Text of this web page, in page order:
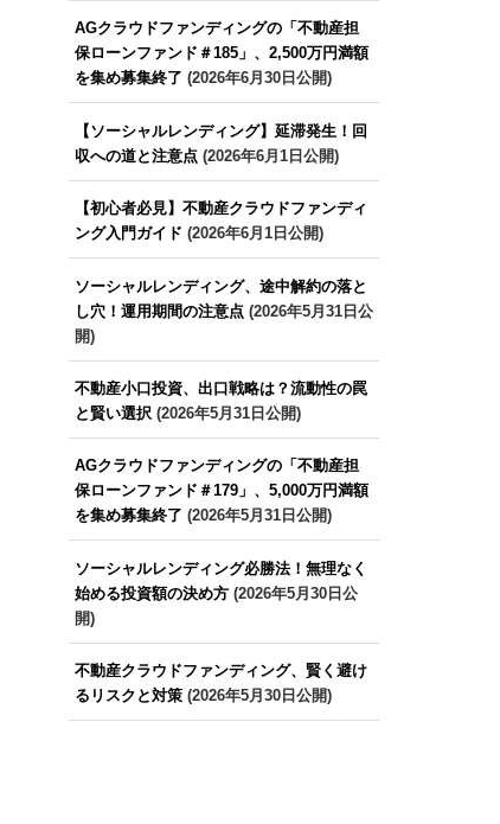
AGクラウドファンディングの「不動産担
保ローンファンド＃185」、2,500万円満額
を集め募集終了 (2026年6月30日公開)
【ソーシャルレンディング】延滞発生！回
収への道と注意点(2026年6月1日公開)
【初心者必見】不動産クラウドファンディ
ング入門ガイド (2026年6月1日公開)
ソーシャルレンディング、途中解約の落と
し穴！運用期間の注意点(2026年5月31日公
開)
不動産小口投資、出口戦略は？流動性の罠
と賢い選択(2026年5月31日公開)
AGクラウドファンディングの「不動産担
保ローンファンド＃179」、5,000万円満額
を集め募集終了 (2026年5月31日公開)
ソーシャルレンディング必勝法！無理なく
始める投資額の決め方(2026年5月30日公
開)
不動産クラウドファンディング、賢く避け
るリスクと対策(2026年5月30日公開)